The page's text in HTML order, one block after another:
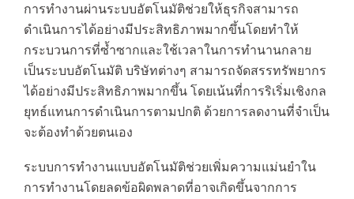
การทำงานผ่านระบบอัตโนมัติช่วยให้ธุรกิจสามารถ
ดำเนินการได้อย่างมีประสิทธิภาพมากขึ้นโดยทำให้
กระบวนการที่ซ้ำซากและใช้เวลาในการทำนานกลาย
เป็นระบบอัตโนมัติ บริษัทต่างๆ สามารถจัดสรรทรัพยากร
ได้อย่างมีประสิทธิภาพมากขึ้น โดยเน้นที่การริเริ่มเชิงกล
ยุทธ์แทนการดำเนินการตามปกติ ด้วยการลดงานที่จำเป็น
จะต้องทำด้วยตนเอง
ระบบการทำงานแบบอัตโนมัติช่วยเพิ่มความแม่นยำใน
การทำงานโดยลดข้อผิดพลาดที่อาจเกิดขึ้นจากการ